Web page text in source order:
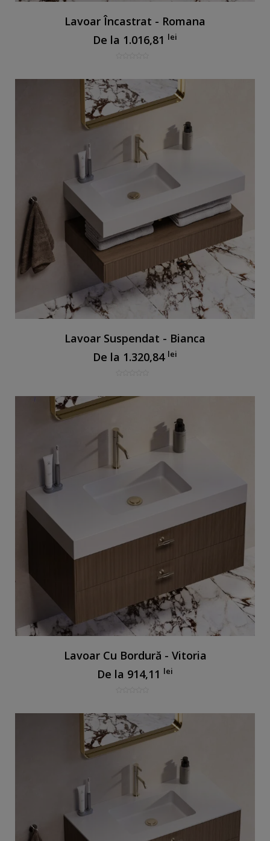
Lavoar Încastrat - Romana
De la 1.016,81 lei
Lavoar Suspendat - Bianca
De la 1.320,84 lei
Lavoar Cu Bordură - Vitoria
De la 914,11 lei